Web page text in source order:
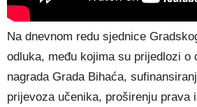
Na dnevnom redu sjednice
odluka, među kojima su prijedlozi o
nagrada Grada Bihaća,
prijevoza učenika, proširenju prava